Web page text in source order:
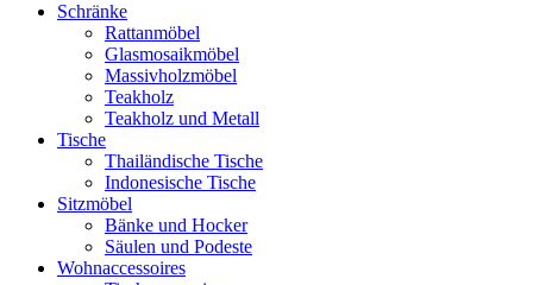
Schränke
Rattanmöbel
Glasmosaikmöbel
Massivholzmöbel
Teakholz
Teakholz und Metall
Tische
Thailändische Tische
Indonesische Tische
Sitzmöbel
Bänke und Hocker
Säulen und Podeste
Wohnaccessoires